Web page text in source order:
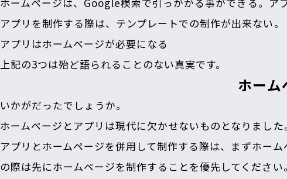
アプリを制作する際は、テンプレートでの制作が出来ない。
アプリはホームページが必要になる
上記の3つは殆ど語られることのない真実です。
ホー
いかがだったでしょうか。
ホームページとアプリは現代に欠かせないものとなりました。
アプリとホームページを併用して制作する際は、まずホー
の際は先にホームページを制作することを優先してください。